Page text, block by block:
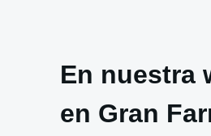
En nuestra
en Gran